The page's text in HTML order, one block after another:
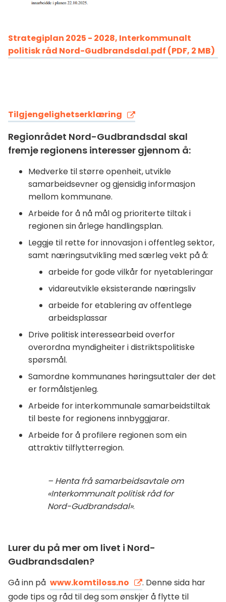
Strategiplan 2025 - 2028, Interkommunalt
politisk råd Nord-Gudbrandsdal.pdf (PDF, 2 MB)
Tilgjengelighetserklæring
Regionrådet Nord-Gudbrandsdal skal
fremje regionens interesser gjennom å:
Medverke til større openheit, utvikle
samarbeidsevner og gjensidig informasjon
mellom kommunane.
Arbeide for å nå mål og prioriterte tiltak i
regionen sin årlege handlingsplan.
Leggje til rette for innovasjon i offentleg sektor,
samt næringsutvikling med særleg vekt på å:
arbeide for gode vilkår for nyetableringar
vidareutvikle eksisterande næringsliv
arbeide for etablering av offentlege
arbeidsplassar
Drive politisk interessearbeid overfor
overordna myndigheiter i distriktspolitiske
spørsmål.
Samordne kommunanes høringsuttaler der det
er formålstjenleg.
Arbeide for interkommunale samarbeidstiltak
til beste for regionens innbyggjarar.
Arbeide for å profilere regionen som ein
attraktiv tilflytterregion.
– Henta frå samarbeidsavtale om
«Interkommunalt politisk råd for
Nord-Gudbrandsdal».
Lurer du på mer om livet i Nord-
Gudbrandsdalen?
Gå inn på www.komtiloss.no
. Denne sida har
gode tips og råd til deg som ønskjer å flytte til